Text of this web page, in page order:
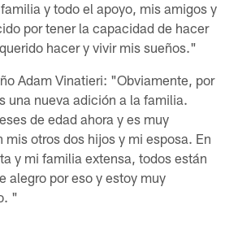
y todo el apoyo, mis amigos y
por tener la capacidad de hacer
hacer y vivir mis sueños."
Adam Vinatieri: "Obviamente, por
una nueva adición a la familia.
de edad ahora y es muy
otros dos hijos y mi esposa. En
y mi familia extensa, todos están
alegro por eso y estoy muy
"